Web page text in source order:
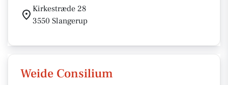
Kirkestræde 28
3550 Slangerup
Weide Consilium